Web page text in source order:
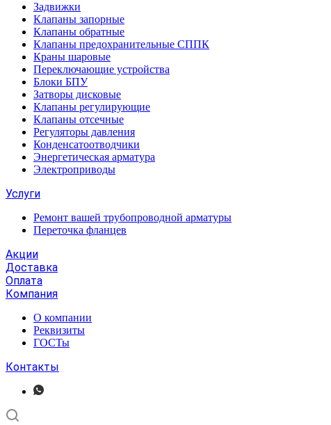
Задвижки
Клапаны запорные
Клапаны обратные
Клапаны предохранительные СППК
Краны шаровые
Переключающие устройства
Блоки БПУ
Затворы дисковые
Клапаны регулирующие
Клапаны отсечные
Регуляторы давления
Конденсатоотводчики
Энергетическая арматура
Электроприводы
Услуги
Ремонт вашей трубопроводной арматуры
Переточка фланцев
Акции
Доставка
Оплата
Компания
О компании
Реквизиты
ГОСТы
Контакты